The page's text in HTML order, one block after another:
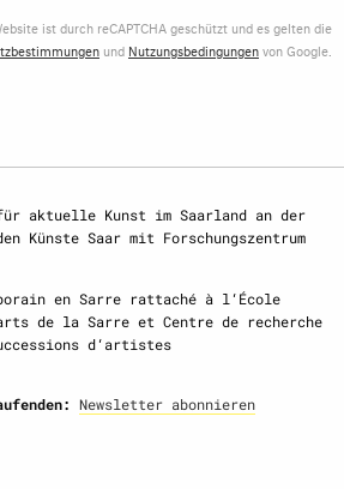
ist durch reCAPTCHA geschützt und es gelten die
und Nutzungsbedingungenvon Google.
aktuelle Kunst im Saarland an der
Künste Saar mit Forschungszentrum
en Sarre rattaché à l‘École
de la Sarre et Centre de recherche
d‘artistes
Newsletter abonnieren